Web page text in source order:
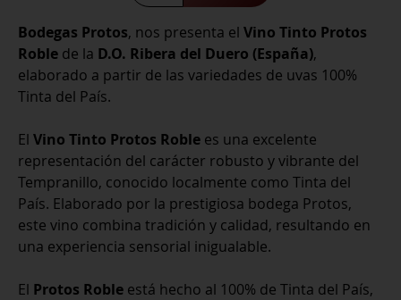
Bodegas Protos, nos presenta el Vino Tinto Protos
Roble de la D.O. Ribera del Duero (España),
elaborado a partir de las variedades de uvas 100%
Tinta del País.
El Vino Tinto Protos Roble es una excelente
representación del carácter robusto y vibrante del
Tempranillo, conocido localmente como Tinta del
País. Elaborado por la prestigiosa bodega Protos,
este vino combina tradición y calidad, resultando en
una experiencia sensorial inigualable.
El Protos Roble está hecho al 100% de Tinta del País,